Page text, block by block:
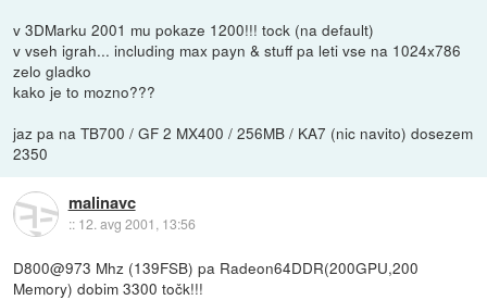
v 3DMarku 2001 mu pokaze 1200!!! tock (na default)
v vseh igrah... including max payn & stuff pa leti vse na 1024x786
zelo gladko
kako je to mozno???
jaz pa na TB700 / GF 2 MX400 / 256MB / KA7 (nic navito) dosezem
2350
malinavc
:: 12. avg 2001, 13:56
D800@973 Mhz (139FSB) pa Radeon64DDR(200GPU,200
Memory) dobim 3300 točk!!!